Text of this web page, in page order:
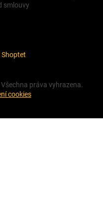
smlouvy
Všechna práva vyhrazena.
cookies